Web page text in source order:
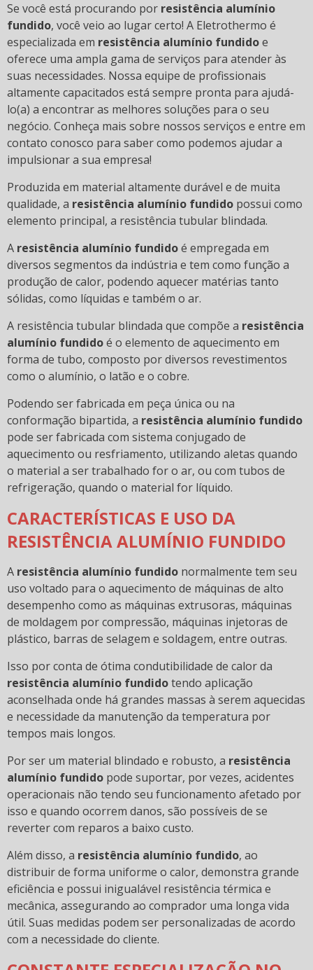
Se você está procurando por resistência alumínio
fundido, você veio ao lugar certo! A Eletrothermo é
especializada em resistência alumínio fundidoe
oferece uma ampla gama de serviços para atender às
suas necessidades. Nossa equipe de profissionais
altamente capacitados está sempre pronta para ajudá-
lo(a) a encontrar as melhores soluções para o seu
negócio. Conheça mais sobre nossos serviços e entre em
contato conosco para saber como podemos ajudar a
impulsionar a sua empresa!
Produzida em material altamente durável e de muita
qualidade, a resistência alumínio fundido possui como
elemento principal, a resistência tubular blindada.
A resistência alumínio fundidoé empregada em
diversos segmentos da indústria e tem como função a
produção de calor, podendo aquecer matérias tanto
sólidas, como líquidas e também o ar.
A resistência tubular blindada que compõe a resistência
alumínio fundidoé o elemento de aquecimento em
forma de tubo, composto por diversos revestimentos
como o alumínio, o latão e o cobre.
Podendo ser fabricada em peça única ou na
conformação bipartida, a resistência alumínio fundido
pode ser fabricada com sistema conjugado de
aquecimento ou resfriamento, utilizando aletas quando
o material a ser trabalhado for o ar, ou com tubos de
refrigeração, quando o material for líquido.
CARACTERÍSTICAS E USO DA
RESISTÊNCIA ALUMÍNIO FUNDIDO
A resistência alumínio fundido normalmente tem seu
uso voltado para o aquecimento de máquinas de alto
desempenho como as máquinas extrusoras, máquinas
de moldagem por compressão, máquinas injetoras de
plástico, barras de selagem e soldagem, entre outras.
Isso por conta de ótima condutibilidade de calor da
resistência alumínio fundidotendo aplicação
aconselhada onde há grandes massas à serem aquecidas
e necessidade da manutenção da temperatura por
tempos mais longos.
Por ser um material blindado e robusto, a resistência
alumínio fundido pode suportar, por vezes, acidentes
operacionais não tendo seu funcionamento afetado por
isso e quando ocorrem danos, são possíveis de se
reverter com reparos a baixo custo.
Além disso, a resistência alumínio fundido, ao
distribuir de forma uniforme o calor, demonstra grande
eficiência e possui inigualável resistência térmica e
mecânica, assegurando ao comprador uma longa vida
útil. Suas medidas podem ser personalizadas de acordo
com a necessidade do cliente.